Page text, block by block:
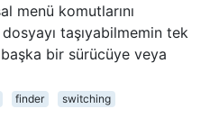
menü komutlarını
taşıyabilmemin tek
bir sürücüye veya
finder
switching